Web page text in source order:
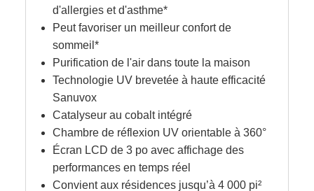
d'allergies et d'asthme*
Peut favoriser un meilleur confort de
sommeil*
Purification de l'air dans toute la maison
Technologie UV brevetée à haute efficacité
Sanuvox
Catalyseur au cobalt intégré
Chambre de réflexion UV orientable à 360°
Écran LCD de 3 po avec affichage des
performances en temps réel
Convient aux résidences jusqu’à 4 000 pi²